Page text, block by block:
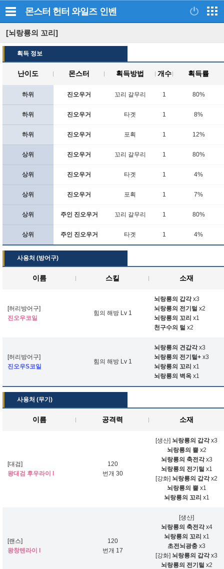
몬스터 헌터 와일즈 인벤
[뇌랑룡의 꼬리]
획득 정보
난이도 몬스터 획득방법 개수 획득률
하위 진오우거 꼬리 갈무리 1 80%
하위 진오우거 타겟 1 8%
하위 진오우거 포획 1 12%
상위 진오우거 꼬리 갈무리 1 80%
상위 진오우거 타겟 1 4%
상위 진오우거 포획 1 7%
상위 주인 진오우거 꼬리 갈무리 1 80%
상위 주인 진오우거 타겟 1 4%
사용처 (방어구)
이름 스킬 소재
[허리방어구]
진오우코일
힘의 해방 Lv 1
뇌랑룡의 갑각x3
뇌랑룡의 전기털 x2
뇌랑룡의 꼬리 x1
천구수의 털 x2
[허리방어구]
진오우S코일
힘의 해방 Lv 1
뇌랑룡의 견갑각x3
뇌랑룡의 전기털+ x3
뇌랑룡의 꼬리 x1
뇌랑룡의 벽옥 x1
사용처 (무기)
이름 공격력 소재
[대검]
왕대검 후우라이 I
120
번개 30
[생산] 뇌랑룡의 갑각x3
뇌랑룡의 뿔x2
뇌랑룡의 축전각x3
뇌랑룡의 전기털 x1
[강화] 뇌랑룡의 갑각x2
뇌랑룡의 뿔x1
뇌랑룡의 꼬리 x1
[랜스]
왕창텐라이 I
120
번개 17
[생산]
뇌랑룡의 축전각x4
뇌랑룡의 꼬리 x1
초전뇌광충 x3
[강화] 뇌랑룡의 갑각x3
뇌랑룡의 전기털 x2